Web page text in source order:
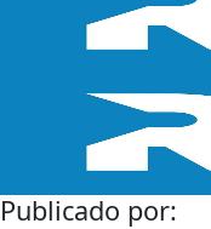
Publicado por: